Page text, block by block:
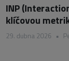
INP
klíčovou
29. dubna 2026 •